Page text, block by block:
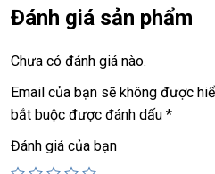
+ Pinsạc mới 3 lần10h
+ phím chiclet, đèn bàn phím
💻LAPTOP TRIỀU PHÁT • UY
TỐT💻
Đánh giá sản phẩm
Chưa có đánh giá nào.
Email của bạn sẽ không được
bắt buộc được đánh dấu *
Đánh giá của bạn